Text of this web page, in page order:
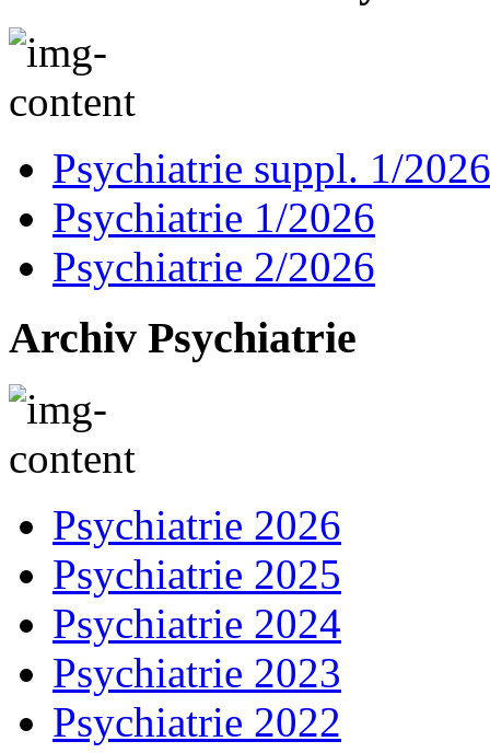
Psychiatrie suppl. 1/2026
Psychiatrie 1/2026
Psychiatrie 2/2026
Archiv Psychiatrie
Psychiatrie 2026
Psychiatrie 2025
Psychiatrie 2024
Psychiatrie 2023
Psychiatrie 2022